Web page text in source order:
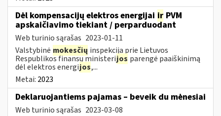
Dėl kompensacijų elektros energijai ir PVM
apskaičiavimo tiekiant / perparduodant
Web turinio sąrašas 2023-01-11
Valstybinė mokesčių inspekcija prie Lietuvos
Respublikos finansų ministerijos parengė paaiškinimą
dėl elektros energijos,...
Metai: 2023
Deklaruojantiems pajamas – beveik du mėnesiai
Web turinio sąrašas 2023-03-08